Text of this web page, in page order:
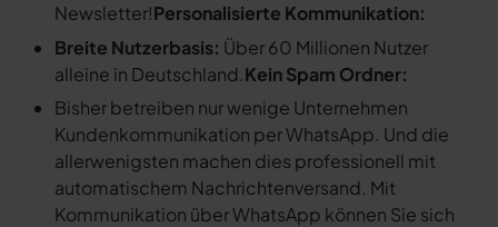
Newsletter!Personalisierte Kommunikation:
Breite Nutzerbasis: Über 60 Millionen Nutzer
alleine in Deutschland.Kein Spam Ordner:
Bisher betreiben nur wenige Unternehmen
Kundenkommunikation per WhatsApp. Und die
allerwenigsten machen dies professionell mit
automatischem Nachrichtenversand. Mit
Kommunikation über WhatsApp können Sie sich